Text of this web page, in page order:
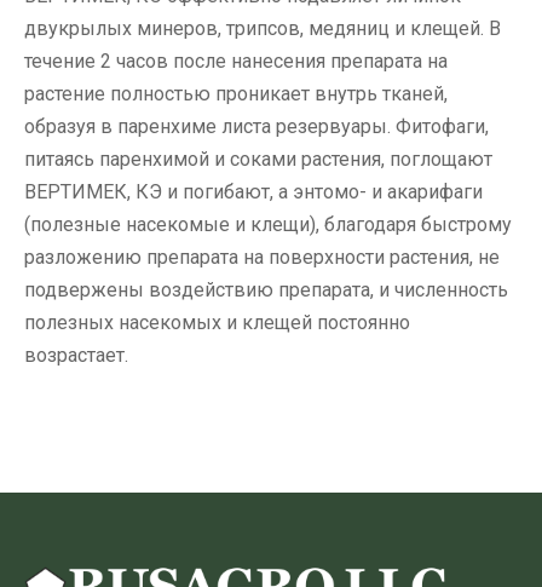
двукрылых минеров, трипсов, медяниц и клещей. В
течение 2 часов после нанесения препарата на
растение полностью проникает внутрь тканей,
образуя в паренхиме листа резервуары. Фитофаги,
питаясь паренхимой и соками растения, поглощают
ВЕРТИМЕК, КЭ и погибают, а энтомо- и акарифаги
(полезные насекомые и клещи), благодаря быстрому
разложению препарата на поверхности растения, не
подвержены воздействию препарата, и численность
полезных насекомых и клещей постоянно
возрастает.